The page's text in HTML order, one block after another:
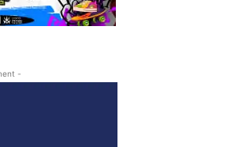
-